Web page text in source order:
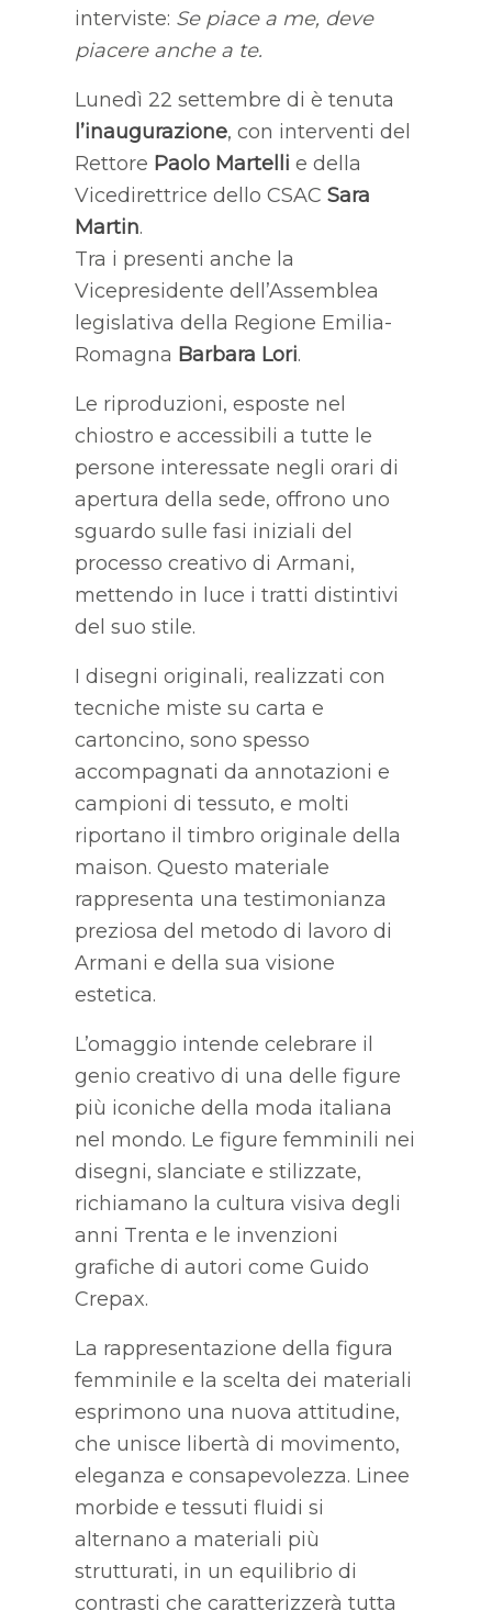
interviste: Se piace a me, deve
piacere anche a te.
Lunedì 22 settembre di è tenuta
l’inaugurazione, con interventi del
Rettore Paolo Martelli e della
Vicedirettrice dello CSAC Sara
Martin.
Tra i presenti anche la
Vicepresidente dell’Assemblea
legislativa della Regione Emilia-
Romagna Barbara Lori.
Le riproduzioni, esposte nel
chiostro e accessibili a tutte le
persone interessate negli orari di
apertura della sede, offrono uno
sguardo sulle fasi iniziali del
processo creativo di Armani,
mettendo in luce i tratti distintivi
del suo stile.
I disegni originali, realizzati con
tecniche miste su carta e
cartoncino, sono spesso
accompagnati da annotazioni e
campioni di tessuto, e molti
riportano il timbro originale della
maison. Questo materiale
rappresenta una testimonianza
preziosa del metodo di lavoro di
Armani e della sua visione
estetica.
L’omaggio intende celebrare il
genio creativo di una delle figure
più iconiche della moda italiana
nel mondo. Le figure femminili nei
disegni, slanciate e stilizzate,
richiamano la cultura visiva degli
anni Trenta e le invenzioni
grafiche di autori come Guido
Crepax.
La rappresentazione della figura
femminile e la scelta dei materiali
esprimono una nuova attitudine,
che unisce libertà di movimento,
eleganza e consapevolezza. Linee
morbide e tessuti fluidi si
alternano a materiali più
strutturati, in un equilibrio di
contrasti che caratterizzerà tutta